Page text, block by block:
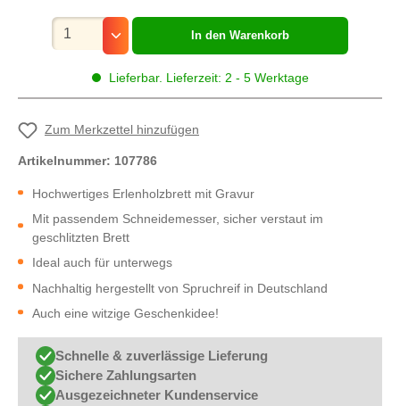
Lieferbar. Lieferzeit: 2 - 5 Werktage
Mengenauswahl
In den Warenkorb
Zum Merkzettel hinzufügen
Artikelnummer: 107786
Hochwertiges Erlenholzbrett mit Gravur
Mit passendem Schneidemesser, sicher verstaut im
geschlitzten Brett
Ideal auch für unterwegs
Nachhaltig hergestellt von Spruchreif in Deutschland
Auch eine witzige Geschenkidee!
Schnelle & zuverlässige Lieferung
Sichere Zahlungsarten
Ausgezeichneter Kundenservice